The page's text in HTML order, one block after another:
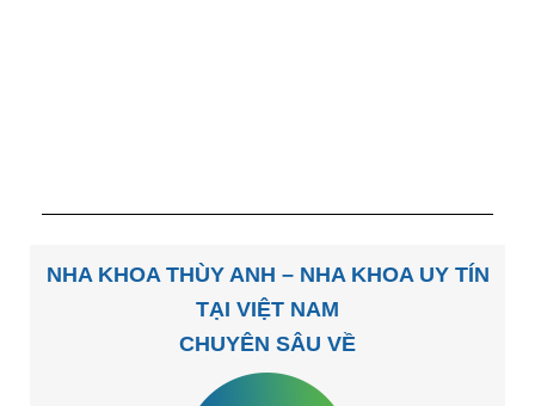
NHA KHOA THÙY ANH – NHA KHOA UY TÍN
TẠI VIỆT NAM
CHUYÊN SÂU VỀ